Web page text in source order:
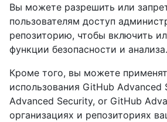
Вы можете разрешить или
пользователям доступ
репозиторию, чтобы включить
функции безопасности и анализа.
Кроме того, вы можете
использования GitHub Advanced
Advanced Security, or GitHub
организациях и репозиториях